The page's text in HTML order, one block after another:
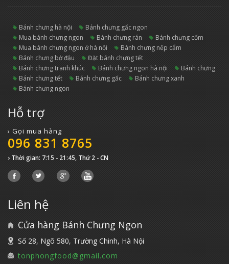
bánh chưng hà nội
bánh chưng gấc ngon
mua bánh chưng ngon
bánh chưng rán
bánh chưng cốm
mua bánh chưng ngon ở hà nội
bánh chưng nếp cẩm
bánh chưng bờ đậu
đặt bánh chưng tết
bánh chưng tranh khúc
bánh chưng ngon hà nội
bánh chưng
bánh chưng tết
bánh chưng gấc
bánh chưng xanh
bánh chưng ngon
Hỗ trợ
› Gọi mua hàng
096 831 8765
› Thời gian: 7:15 - 21:45, Thứ 2 - CN
Liên hệ
Cửa hàng Bánh Chưng Ngon
Số 28, Ngõ 580, Trường Chinh, Hà Nội
tonphongfood@gmail.com